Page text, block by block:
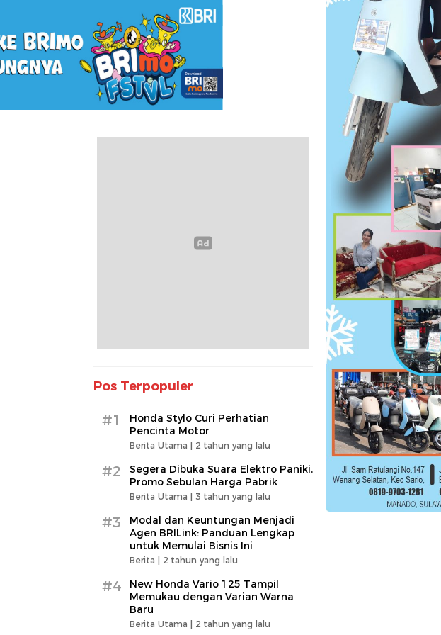
Pos Terpopuler
#1
Honda Stylo Curi Perhatian
Pencinta Motor
Berita Utama | 2 tahun yang lalu
#2
Segera Dibuka Suara Elektro Paniki,
Promo Sebulan Harga Pabrik
Berita Utama | 3 tahun yang lalu
#3
Modal dan Keuntungan Menjadi
Agen BRILink: Panduan Lengkap
untuk Memulai Bisnis Ini
Berita | 2 tahun yang lalu
#4
New Honda Vario 125 Tampil
Memukau dengan Varian Warna
Baru
Berita Utama | 2 tahun yang lalu